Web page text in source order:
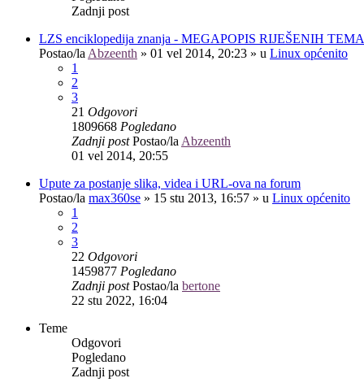
Zadnji post
LZS enciklopedija znanja - MEGAPOPIS RIJEŠENIH TEMA
Postao/la Abzeenth » 01 vel 2014, 20:23 » u Linux općenito
1
2
3
21 Odgovori
1809668 Pogledano
Zadnji postPostao/la Abzeenth
01 vel 2014, 20:55
Upute za postanje slika, videa i URL-ova na forum
Postao/la max360se » 15 stu 2013, 16:57 » u Linux općenito
1
2
3
22 Odgovori
1459877 Pogledano
Zadnji postPostao/la bertone
22 stu 2022, 16:04
Teme
Odgovori
Pogledano
Zadnji post